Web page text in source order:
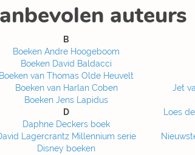
auteurs
B
Boeken Andre Hoogeboom
Boeken David Baldacci
Boeken van Thomas Olde Heuvelt
Boeken van Harlan Coben
Boeken Jens Lapidus
D
Daphne Deckers boek
Lagercrantz Millennium serie
Disney boeken
Jet
Loes